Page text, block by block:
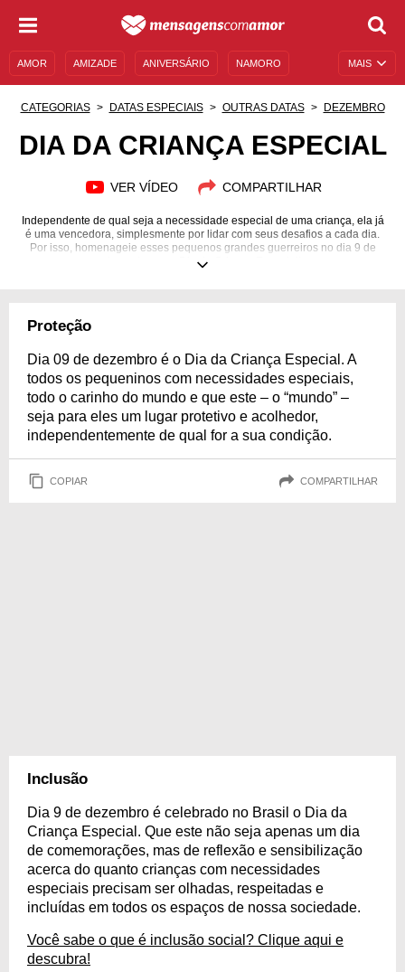
MAIS
AMOR AMIZADE ANIVERSÁRIO NAMORO
CATEGORIAS DATAS ESPECIAIS OUTRAS DATAS DEZEMBRO
DIA DA CRIANÇA ESPECIAL
VER VÍDEO COMPARTILHAR
Independente de qual seja a necessidade especial de uma criança, ela já
é uma vencedora, simplesmente por lidar com seus desafios a cada dia.
Por isso, homenageie esses pequenos grandes guerreiros no dia 9 de
dezembro — o Dia da Criança Especial!
Proteção
Dia 09 de dezembro é o Dia da Criança Especial. A
todos os pequeninos com necessidades especiais,
todo o carinho do mundo e que este – o “mundo” –
seja para eles um lugar protetivo e acolhedor,
independentemente de qual for a sua condição.
COPIAR COMPARTILHAR
Inclusão
Dia 9 de dezembro é celebrado no Brasil o Dia da
Criança Especial. Que este não seja apenas um dia
de comemorações, mas de reflexão e sensibilização
acerca do quanto crianças com necessidades
especiais precisam ser olhadas, respeitadas e
incluídas em todos os espaços de nossa sociedade.
Você sabe o que é inclusão social? Clique aqui e
descubra!